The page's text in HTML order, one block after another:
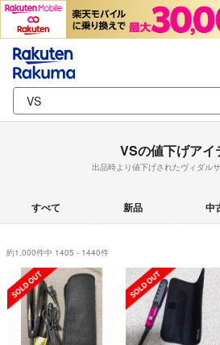
VSの値下げアイ
出品時より値下げされたヴィダル
すべて 新品 中
約1,000件中 1405 - 1440件